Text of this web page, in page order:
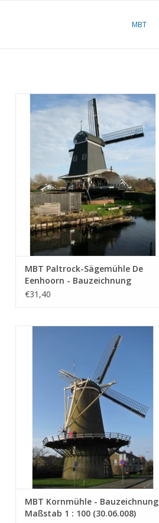
MBT
MBT Paltrock-Sägemühle De Eenhoorn -
Bauzeichnung Maßstab 1 : 100 (30.06.004)
ZUM WARENKORB HINZUFÜGEN
MBT Paltrock-Sägemühle De
Eenhoorn - Bauzeichnung
Maßstab 1 : 100 (30.06.004)
€31,40
: 100 (30.06.008)
ZUM WARENKORB HINZUFÜGEN
MBT Kornmühle - Bauzeichnung
Maßstab 1 : 100 (30.06.008)